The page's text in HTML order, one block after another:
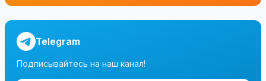
Telegram
Подписывайтесь на наш канал!